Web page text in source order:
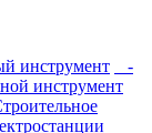
инструмент
-
инструмент